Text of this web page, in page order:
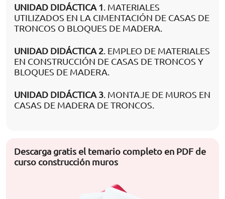
UNIDAD DIDÁCTICA 1. MATERIALES
UTILIZADOS EN LA CIMENTACIÓN DE CASAS DE
TRONCOS O BLOQUES DE MADERA.
UNIDAD DIDÁCTICA 2. EMPLEO DE MATERIALES
EN CONSTRUCCIÓN DE CASAS DE TRONCOS Y
BLOQUES DE MADERA.
UNIDAD DIDÁCTICA 3. MONTAJE DE MUROS EN
CASAS DE MADERA DE TRONCOS.
Descarga gratis el temario completo en PDF de
curso construcción muros